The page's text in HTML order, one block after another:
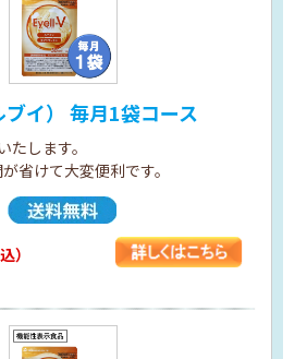
イ） 毎月1袋コース
たします。
省けて大変便利です。
）